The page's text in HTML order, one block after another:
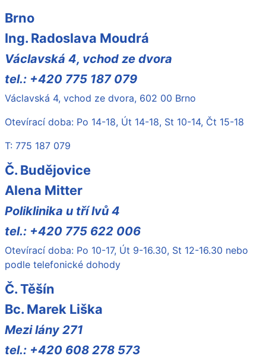
Brno
Ing. Radoslava Moudrá
Václavská 4, vchod ze dvora
tel.: +420 775 187 079
Václavská 4, vchod ze dvora, 602 00 Brno
Otevírací doba: Po 14-18, Út 14-18, St 10-14, Čt 15-18
T: 775 187 079
Č. Budějovice
Alena Mitter
Poliklinika u tří lvů 4
tel.: +420 775 622 006
Otevírací doba: Po 10-17, Út 9-16.30, St 12-16.30 nebo
podle telefonické dohody
Č. Těšín
Bc. Marek Liška
Mezi lány 271
tel.: +420 608 278 573